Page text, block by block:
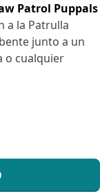
Patrol Puppals
a la Patrulla
junto a un
o cualquier